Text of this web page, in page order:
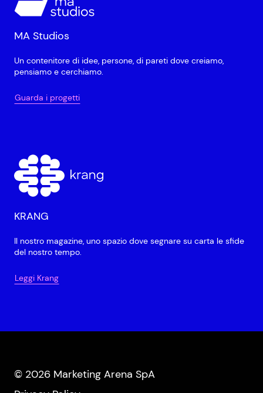
MA Studios
Un contenitore di idee, persone, di pareti dove creiamo,
pensiamo e cerchiamo.
Guarda i progetti
KRANG
Il nostro magazine, uno spazio dove segnare su carta le sfide
del nostro tempo.
Leggi Krang
© 2026 Marketing Arena SpA